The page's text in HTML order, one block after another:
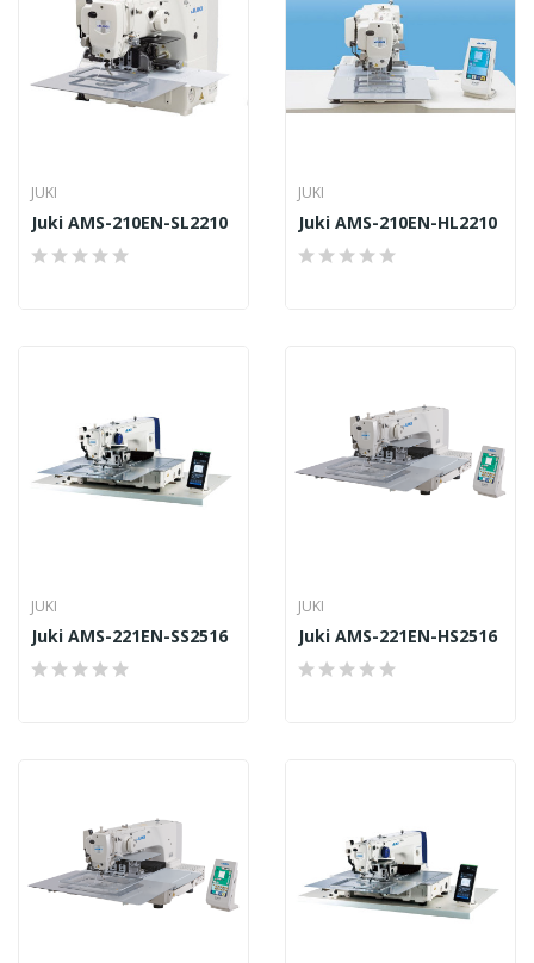
JUKI
Juki AMS-210EN-SL2210
JUKI
Juki AMS-210EN-HL2210
JUKI
Juki AMS-221EN-SS2516
JUKI
Juki AMS-221EN-HS2516